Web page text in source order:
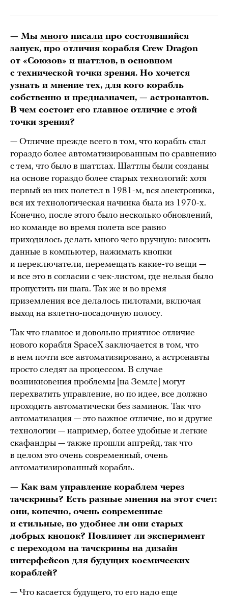
— Мы много писали про состоявшийся
запуск, про отличия корабля Crew Dragon
от «Союзов» и шаттлов, в основном
с технической точки зрения. Но хочется
узнать и мнение тех, для кого корабль
собственно и предназначен, — астронавтов.
В чем состоит его главное отличие с этой
точки зрения?
— Отличие прежде всего в том, что корабль стал
гораздо более автоматизированным по сравнению
с тем, что было в шаттлах. Шаттлы были созданы
на основе гораздо более старых технологий: хотя
первый из них полетел в 1981-м, вся электроника,
вся их технологическая начинка была из 1970-х.
Конечно, после этого было несколько обновлений,
но команде во время полета все равно
приходилось делать много чего вручную: вносить
данные в компьютер, нажимать кнопки
и переключатели, перемещать какие-то вещи —
и все это в согласии с чек-листом, где нельзя было
пропустить ни шага. Так же и во время
приземления все делалось пилотами, включая
выход на взлетно-посадочную полосу.
Так что главное и довольно приятное отличие
нового корабля SpaceX заключается в том, что
в нем почти все автоматизировано, а астронавты
просто следят за процессом. В случае
возникновения проблемы [на Земле] могут
перехватить управление, но по идее, все должно
проходить автоматически без заминок. Так что
автоматизация — это важное отличие, но и другие
технологии — например, более удобные и легкие
скафандры — также прошли апгрейд, так что
в целом это очень современный, очень
автоматизированный корабль.
— Как вам управление кораблем через
тачскрины? Есть разные мнения на этот счет:
они, конечно, очень современные
и стильные, но удобнее ли они старых
добрых кнопок? Повлияет ли эксперимент
с переходом на тачскрины на дизайн
интерфейсов для будущих космических
кораблей?
— Что касается будущего, то его надо еще